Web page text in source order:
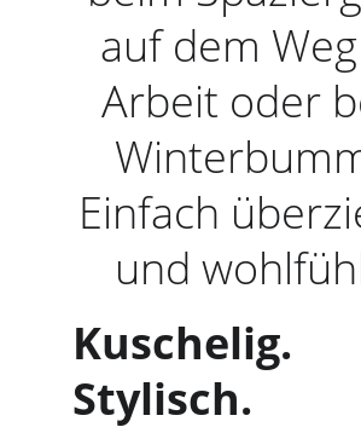
auf dem
Arbeit oder
Einfach
und
Kuschelig.
Stylisch.